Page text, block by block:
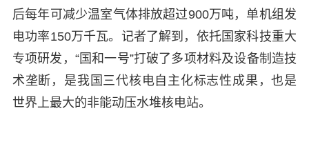
后每年可减少温室气体排放超过900万吨，单机组发
电功率150万千瓦。记者了解到，依托国家科技重大
专项研发，“国和一号”打破了多项材料及设备制造技
术垄断，是我国三代核电自主化标志性成果，也是
世界上最大的非能动压水堆核电站。